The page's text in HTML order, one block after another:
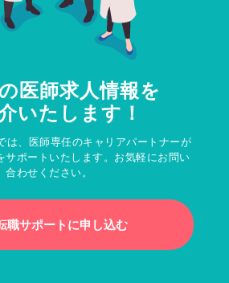
医師求人情報を
いたします！
は、医師専任のキャリアパートナーが
サポートいたします。お気軽にお問い
合わせください。
職サポートに申し込む